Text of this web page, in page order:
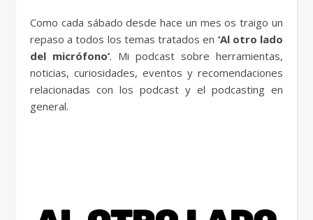
Como cada sábado desde hace un mes os traigo un
repaso a todos los temas tratados en ‘Al otro lado
del micrófono’. Mi podcast sobre herramientas,
noticias, curiosidades, eventos y recomendaciones
relacionadas con los podcast y el podcasting en
general.